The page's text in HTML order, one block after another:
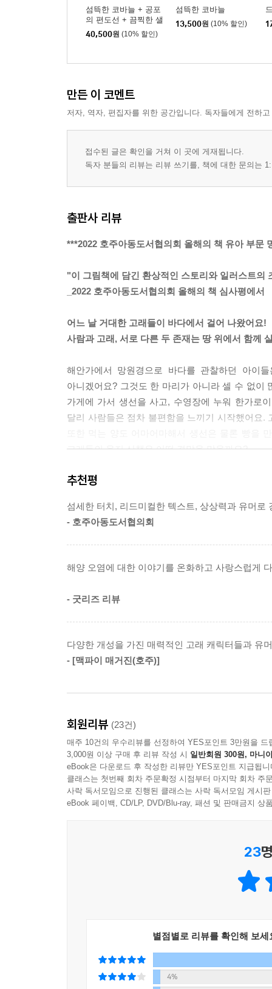
섬뜩한 코바늘 + 공포
의 편도선 + 끔찍한 샐
러드 세트
40,500원 (10% 할인)
섬뜩한 코바늘
13,500원 (10% 할인)
만든 이 코멘트
저자, 역자, 편집자를 위한 공간입니다. 독자들에게 전하
접수된 글은 확인을 거쳐 이 곳에 게재됩니다.
독자 분들의 리뷰는 리뷰 쓰기를, 책에 대한 문의는
출판사 리뷰
***2022 호주아동도서협의회 올해의 책 유아 부문
"이 그림책에 담긴 환상적인 스토리와 일러스트의
_2022 호주아동도서협의회 올해의 책 심사평에서
어느 날 거대한 고래들이 바다에서 걸어 나왔어요!
사람과 고래, 서로 다른 두 존재는 땅 위에서 함께
해안가에서 망원경으로 바다를 관찰하던 아이
아니겠어요? 그것도 한 마리가 아니라 셀 수 없이
가게에 가서 생선을 사고, 수영장에 누워 한가로
달리 사람들은 점차 불편함을 느끼기 시작했어요
고래들의 육지 산책은 어떤 결말을 맞을까요?
고래는 왜 바다를 떠나 땅으로 올라왔을까?
사람들은 고래를 쫓아내기 위해 ‘고래 반대
돌려보내려고 하지요. 그때, 용기 있는 한 아이
버렸어!”라는 충격적인 말로 왜 그들이 바다에서
지금 우리가 사는 세상은 쓰레기 더미로 몸살
스코틀랜드에서 발견된 향유고래의 배 속에서
산책』은 당장 우리의 생활에 위협을 주지 않는
설교하지 않으면서 해양 오염이라는 묵직한 주
멸종 위기에 놓인 다양한 고래들의 등장!
생동감 넘치는 그림과 재미있는 디테일이 가득한
『고래들의 산책』은 『짜증 난 곰을 달래는 법
작품입니다. 작가 특유의 수채화 기법으로 표현
오밀조밀한 인간 세상에 사는 거대한 고래들의 모
뒤집어쓴 생각하는 사람 모양의 동상 등 장면
수염고래, 흰고래, 혹등고래, 대왕고래 등 가지
아이에게 고래에 대한 호기심을 불러일으킵니
추천평
섬세한 터치, 리드미컬한 텍스트, 상상력과 유머로
- 호주아동도서협의회
해양 오염에 대한 이야기를 온화하고 사랑스럽게
- 굿리즈 리뷰
다양한 개성을 가진 매력적인 고래 캐릭터들과 유
- [맥파이 매거진(호주)]
회원리뷰 (23건)
매주 10건의 우수리뷰를 선정하여 YES포인트 3만원을 드
3,000원 이상 구매 후 리뷰 작성 시 일반회원 300원, 마니
eBook은 다운로드 후 작성한 리뷰만 YES포인트 지급됩니
클래스는 첫번째 회차 주문확정 시점부터 마지막 회차 주
사락 독서모임으로 진행된 클래스는 사락 독서모임 게시
eBook 페이백, CD/LP, DVD/Blu-ray, 패션 및 판매금지 상
23
별점별로 리뷰를 확인해 보세
4%